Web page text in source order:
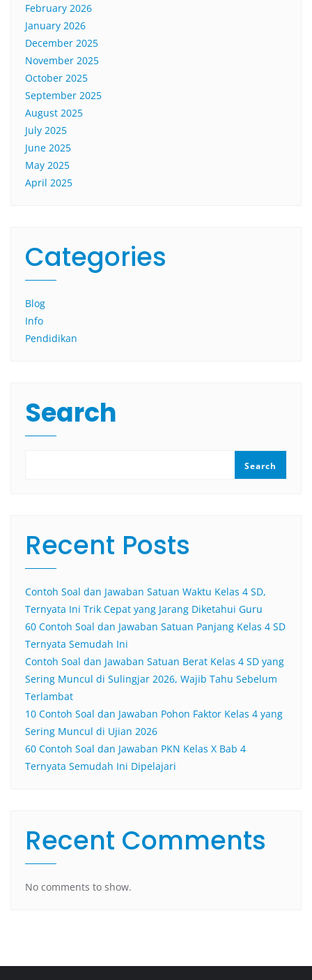
February 2026
January 2026
December 2025
November 2025
October 2025
September 2025
August 2025
July 2025
June 2025
May 2025
April 2025
Categories
Blog
Info
Pendidikan
Search
Search
Recent Posts
Contoh Soal dan Jawaban Satuan Waktu Kelas 4 SD,
Ternyata Ini Trik Cepat yang Jarang Diketahui Guru
60 Contoh Soal dan Jawaban Satuan Panjang Kelas 4 SD
Ternyata Semudah Ini
Contoh Soal dan Jawaban Satuan Berat Kelas 4 SD yang
Sering Muncul di Sulingjar 2026, Wajib Tahu Sebelum
Terlambat
10 Contoh Soal dan Jawaban Pohon Faktor Kelas 4 yang
Sering Muncul di Ujian 2026
60 Contoh Soal dan Jawaban PKN Kelas X Bab 4
Ternyata Semudah Ini Dipelajari
Recent Comments
No comments to show.